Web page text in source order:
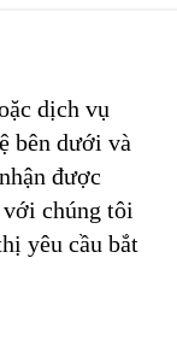
dịch vụ
bên dưới và
được
chúng tôi
yêu cầu bắt